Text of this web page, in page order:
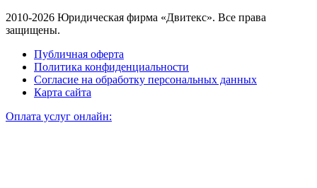
2010-2026 Юридическая фирма «Двитекс». Все права
защищены.
Публичная оферта
Политика конфиденциальности
Согласие на обработку персональных данных
Карта сайта
Оплата услуг онлайн: